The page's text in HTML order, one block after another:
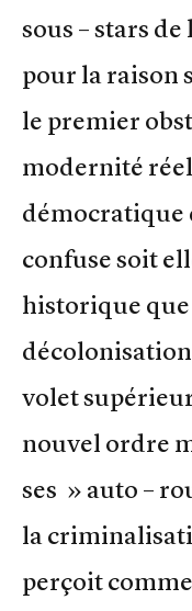
sous – stars
pour la raison
le premier
modernité
démocratique
confuse soit
historique
volet
nouvel ordre
ses » auto –
la
perçoit